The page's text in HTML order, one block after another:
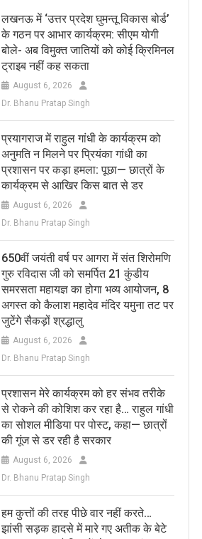
लखनऊ में ‘उत्तर प्रदेश घुमन्तू विकास बोर्ड’
के गठन पर आभार कार्यक्रम: सीएम योगी
बोले- अब विमुक्त जातियों को कोई क्रिमिनल
ट्राइब नहीं कह सकता
August 6, 2026
Dr. Bhanu Pratap Singh
प्रयागराज में राहुल गांधी के कार्यक्रम को
अनुमति न मिलने पर प्रियंका गांधी का
प्रशासन पर कड़ा हमला: पूछा— छात्रों के
कार्यक्रम से आखिर किस बात से डर
August 6, 2026
Dr. Bhanu Pratap Singh
650वीं जयंती वर्ष पर आगरा में संत शिरोमणि
गुरु रविदास जी को समर्पित 21 कुंडीय
समरसता महायज्ञ का होगा भव्य आयोजन, 8
अगस्त को कैलाश महादेव मंदिर यमुना तट पर
जुटेंगे सैकड़ों श्रद्धालु
August 6, 2026
Dr. Bhanu Pratap Singh
प्रशासन मेरे कार्यक्रम को हर संभव तरीके
से रोकने की कोशिश कर रहा है… राहुल गांधी
का सोशल मीडिया पर पोस्ट, कहा— छात्रों
की गूंज से डर रही है सरकार
August 6, 2026
Dr. Bhanu Pratap Singh
हम कुत्तों की तरह पीछे वार नहीं करते…
झांसी सड़क हादसे में मारे गए अतीक के बेटे